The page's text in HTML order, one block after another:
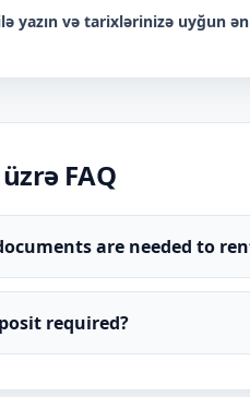
yazın və tarixlərinizə uyğun
FAQ
are needed to
required?